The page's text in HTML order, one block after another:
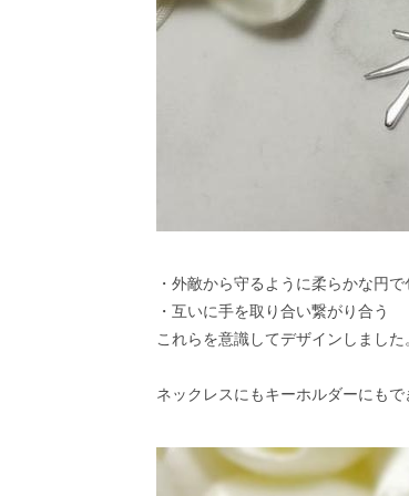
・外敵から守るように柔らかな円で
・互いに手を取り合い繋がり合う
これらを意識してデザインしました
ネックレスにもキーホルダーにも